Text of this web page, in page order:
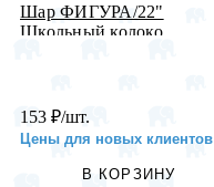
Шар ФИГУРА/22"
Школьный колоко...
153 ₽/шт.
Цены для новых клиентов
В КОРЗИНУ